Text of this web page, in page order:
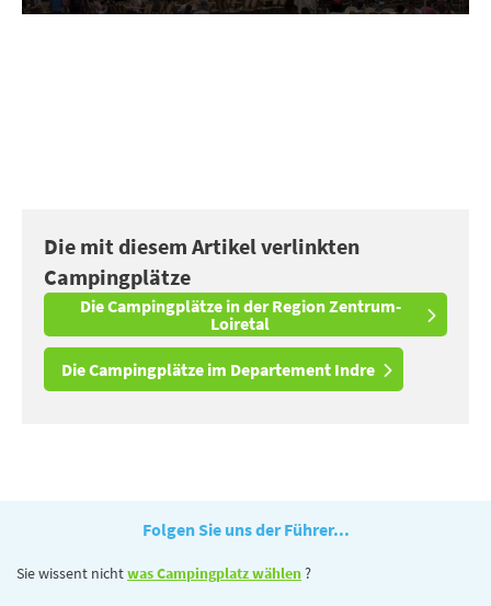
Die mit diesem Artikel verlinkten
Campingplätze
Die Campingplätze in der Region Zentrum-
Loiretal
Die Campingplätze im Departement Indre
Folgen Sie uns der Führer...
Sie wissent nichtwas Campingplatz wählen?